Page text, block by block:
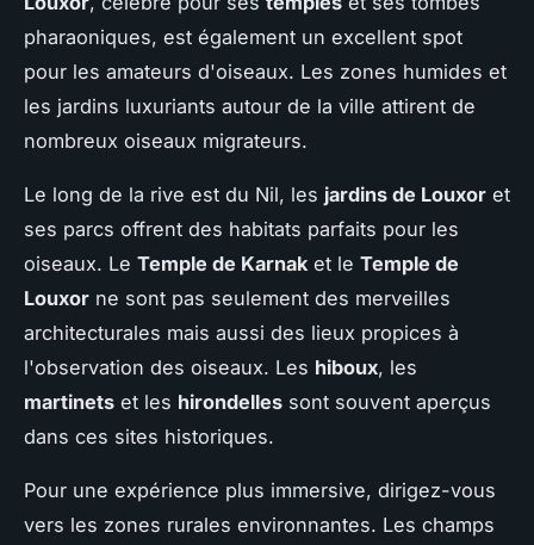
pharaoniques, est également un excellent spot
pour les amateurs d'oiseaux. Les zones humides et
les jardins luxuriants autour de la ville attirent de
nombreux oiseaux migrateurs.
Le long de la rive est du Nil, les jardins de Louxor et
ses parcs offrent des habitats parfaits pour les
oiseaux. Le Temple de Karnak et le Temple de
Louxor ne sont pas seulement des merveilles
architecturales mais aussi des lieux propices à
l'observation des oiseaux. Les hiboux, les
martinets et les hirondelles sont souvent aperçus
dans ces sites historiques.
Pour une expérience plus immersive, dirigez-vous
vers les zones rurales environnantes. Les champs